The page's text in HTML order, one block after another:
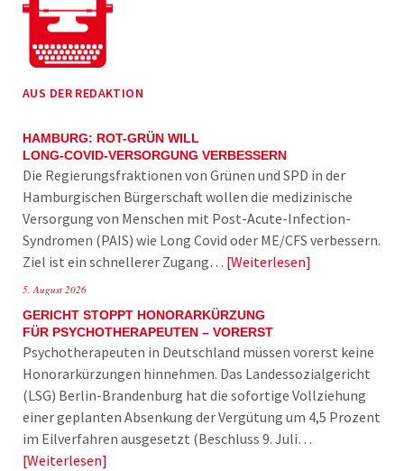
AUS DER REDAKTION
HAMBURG: ROT-GRÜN WILL
LONG-COVID-VERSORGUNG VERBESSERN
Die Regierungsfraktionen von Grünen und SPD in der
Hamburgischen Bürgerschaft wollen die medizinische
Versorgung von Menschen mit Post-Acute-Infection-
Syndromen (PAIS) wie Long Covid oder ME/CFS verbessern.
Ziel ist ein schnellerer Zugang… Weiterlesen
5. August 2026
GERICHT STOPPT HONORARKÜRZUNG
FÜR PSYCHOTHERAPEUTEN – VORERST
Psychotherapeuten in Deutschland müssen vorerst keine
Honorarkürzungen hinnehmen. Das Landessozialgericht
(LSG) Berlin-Brandenburg hat die sofortige Vollziehung
einer geplanten Absenkung der Vergütung um 4,5 Prozent
im Eilverfahren ausgesetzt (Beschluss 9. Juli…
Weiterlesen